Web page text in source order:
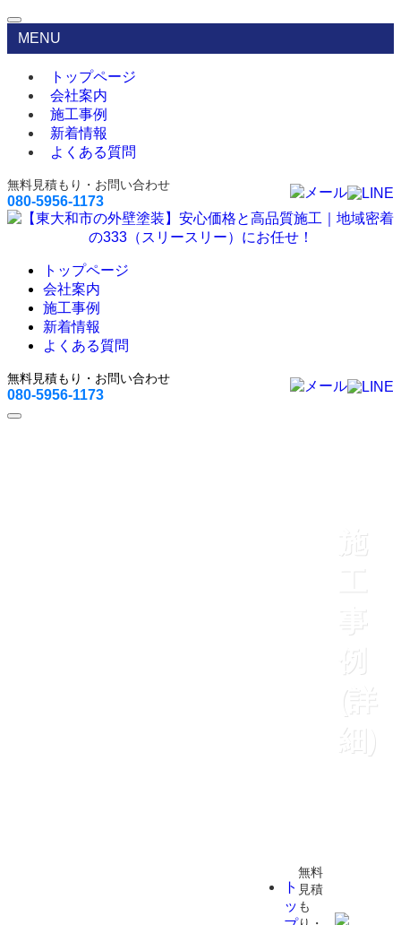
MENU
トップページ
会社案内
施工事例
新着情報
よくある質問
無料見積もり・お問い合わせ
080-5956-1173
トップページ
会社案内
施工事例
新着情報
よくある質問
無料見積もり・お問い合わせ
080-5956-1173
施
事
例
(詳
細)
ト
ッ
無料
見積
も